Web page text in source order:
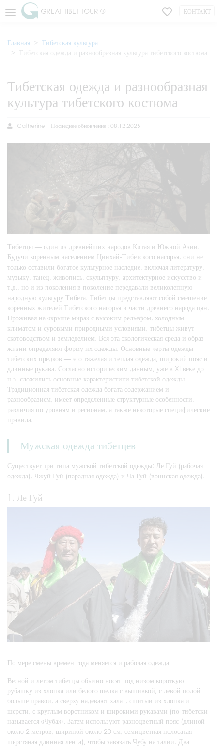
GREAT TIBET TOUR ® КОНТАКТ
Главная
Тибетская культура
Тибетская одежда и разнообразная культура тибетского костюма
Тибетская одежда и разнообразная
культура тибетского костюма
Catherine Последнее обновление : 08.12.2025
Тибетцы — один из древнейших народов Китая и Южной Азии.
Будучи коренным населением Цинхай-Тибетского нагорья, они не
только оставили богатое культурное наследие, включая литературу,
музыку, танец, живопись, скульптуру, архитектурное искусство и
т.д., но и из поколения в поколение передавали великолепную
народную культуру Тибета. Тибетцы представляют собой смешение
коренных жителей Тибетского нагорья и части древнего народа цян.
Проживая на «крыше мира» с высоким рельефом, холодным
климатом и суровыми природными условиями, тибетцы живут
скотоводством и земледелием. Вся эта экологическая среда и образ
жизни определяют форму их одежды. Основные черты одежды
тибетских предков — это тяжелая и теплая одежда, широкий пояс и
длинные рукава. Согласно историческим данным, уже в XI веке до
н.э. сложились основные характеристики тибетской одежды.
Традиционная тибетская одежда богата содержанием и
разнообразием, имеет определенные структурные особенности,
различия по уровням и регионам, а также некоторые специфические
правила.
Мужская одежда тибетцев
Существует три типа мужской тибетской одежды: Ле Гуй (рабочая
одежда), Чжуй Гуй (парадная одежда) и Ча Гуй (воинская одежда).
1. Ле Гуй
По мере смены времен года меняется и рабочая одежда.
Весной и летом тибетцы обычно носят под низом короткую
рубашку из хлопка или белого шелка с вышивкой, с левой полой
больше правой, а сверху надевают халат, сшитый из хлопка и
шерсти, с круглым воротником и широкими рукавами (по-тибетски
называется «Чуба»). Затем используют разноцветный пояс (длиной
около 2 метров, шириной около 20 см, семицветная полосатая
шерстяная длинная лента), чтобы завязать Чубу на талии. Два